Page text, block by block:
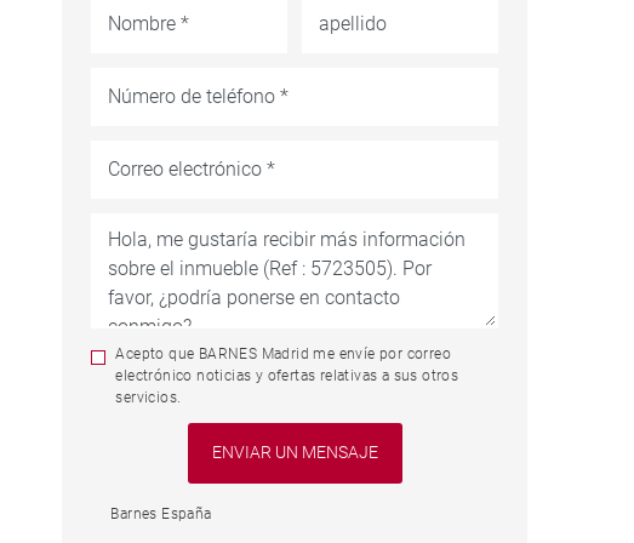
Acepto que BARNES Madrid me envíe por correo
electrónico noticias y ofertas relativas a sus otros
servicios.
Barnes España